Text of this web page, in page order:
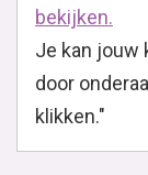
bekijken.
Je kan jouw
door
klikken."